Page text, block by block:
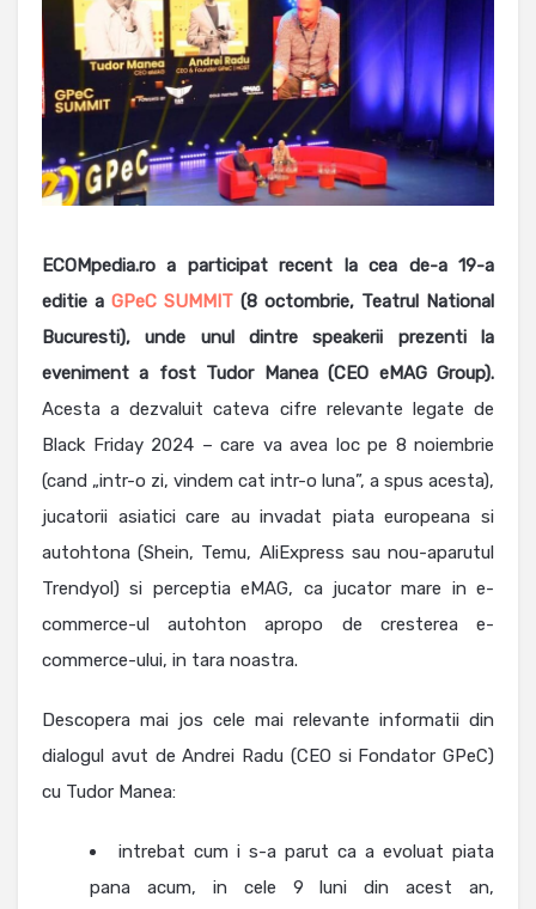
ECOMpedia.ro a participat recent la cea de-a 19-a
editie a GPeC SUMMIT (8 octombrie, Teatrul National
Bucuresti), unde unul dintre speakerii prezenti la
eveniment a fost Tudor Manea (CEO eMAG Group).
Acesta a dezvaluit cateva cifre relevante legate de
Black Friday 2024 – care va avea loc pe 8 noiembrie
(cand „intr-o zi, vindem cat intr-o luna”, a spus acesta),
jucatorii asiatici care au invadat piata europeana si
autohtona (Shein, Temu, AliExpress sau nou-aparutul
Trendyol) si perceptia eMAG, ca jucator mare in e-
commerce-ul autohton apropo de cresterea e-
commerce-ului, in tara noastra.
Descopera mai jos cele mai relevante informatii din
dialogul avut de Andrei Radu (CEO si Fondator GPeC)
cu Tudor Manea:
intrebat cum i s-a parut ca a evoluat piata
pana acum, in cele 9 luni din acest an,